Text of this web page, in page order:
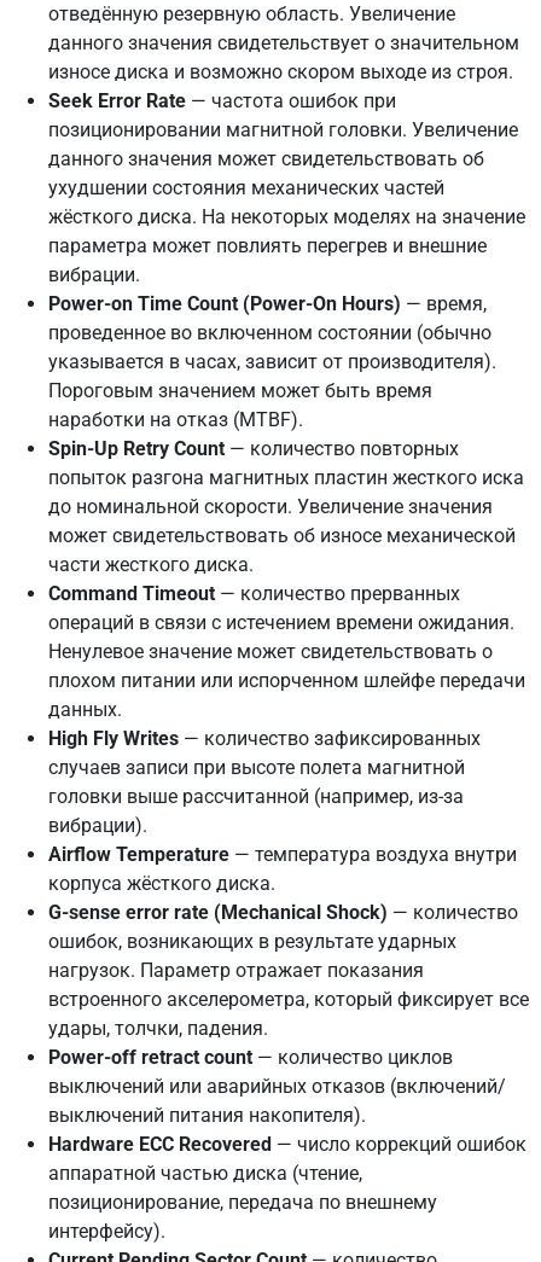
отведённую резервную область. Увеличение
данного значения свидетельствует о значительном
износе диска и возможно скором выходе из строя.
Seek Error Rate — частота ошибок при
позиционировании магнитной головки. Увеличение
данного значения может свидетельствовать об
ухудшении состояния механических частей
жёсткого диска. На некоторых моделях на значение
параметра может повлиять перегрев и внешние
вибрации.
Power-on Time Count (Power-On Hours) — время,
проведенное во включенном состоянии (обычно
указывается в часах, зависит от производителя).
Пороговым значением может быть время
наработки на отказ (MTBF).
Spin-Up Retry Count — количество повторных
попыток разгона магнитных пластин жесткого иска
до номинальной скорости. Увеличение значения
может свидетельствовать об износе механической
части жесткого диска.
Command Timeout — количество прерванных
операций в связи с истечением времени ожидания.
Ненулевое значение может свидетельствовать о
плохом питании или испорченном шлейфе передачи
данных.
High Fly Writes — количество зафиксированных
случаев записи при высоте полета магнитной
головки выше рассчитанной (например, из-за
вибрации).
Airflow Temperature — температура воздуха внутри
корпуса жёсткого диска.
G-sense error rate (Mechanical Shock) — количество
ошибок, возникающих в результате ударных
нагрузок. Параметр отражает показания
встроенного акселерометра, который фиксирует все
удары, толчки, падения.
Power-off retract count — количество циклов
выключений или аварийных отказов (включений/
выключений питания накопителя).
Hardware ECC Recovered — число коррекций ошибок
аппаратной частью диска (чтение,
позиционирование, передача по внешнему
интерфейсу).